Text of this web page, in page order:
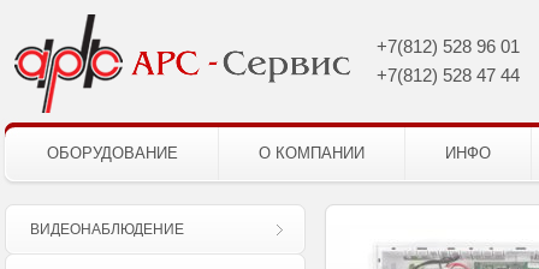
+7(812) 528 96 01
+7(812) 528 47 44
ОБОРУДОВАНИЕ О КОМПАНИИ ИНФО
ВИДЕОНАБЛЮДЕНИЕ